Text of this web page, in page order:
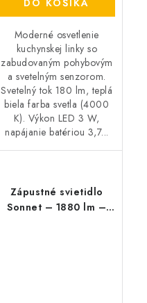
Moderné osvetlenie
kuchynskej linky so
zabudovaným pohybovým
a svetelným senzorom.
Svetelný tok 180 lm, teplá
biela farba svetla (4000
K). Výkon LED 3 W,
napájanie batériou 3,7...
Zápustné svietidlo
Sonnet – 1880 lm –